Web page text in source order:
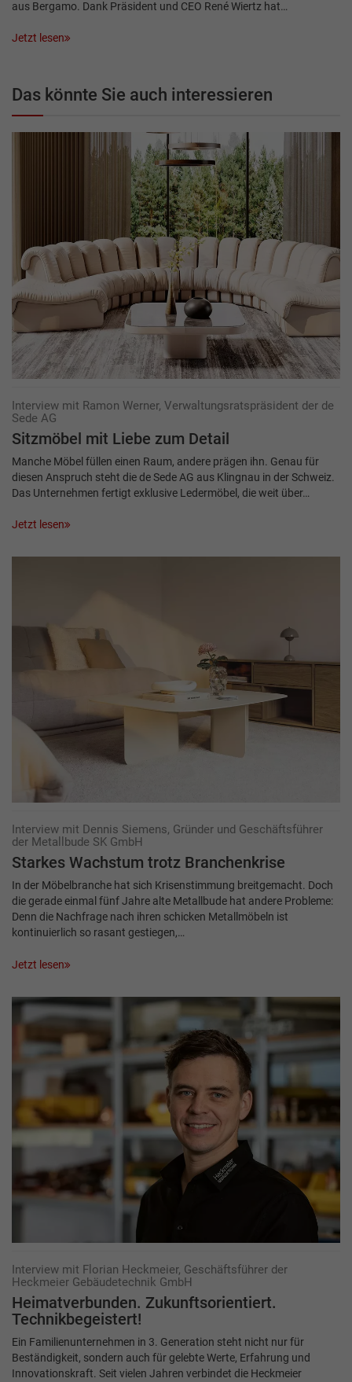
aus Bergamo. Dank Präsident und CEO René Wiertz hat…
Jetzt lesen
Das könnte Sie auch interessieren
Interview mit Ramon Werner, Verwaltungsratspräsident der de
Sede AG
Sitzmöbel mit Liebe zum Detail
Manche Möbel füllen einen Raum, andere prägen ihn. Genau für
diesen Anspruch steht die de Sede AG aus Klingnau in der Schweiz.
Das Unternehmen fertigt exklusive Ledermöbel, die weit über…
Jetzt lesen
Interview mit Dennis Siemens, Gründer und Geschäftsführer
der Metallbude SK GmbH
Starkes Wachstum trotz Branchenkrise
In der Möbelbranche hat sich Krisenstimmung breitgemacht. Doch
die gerade einmal fünf Jahre alte Metallbude hat andere Probleme:
Denn die Nachfrage nach ihren schicken Metallmöbeln ist
kontinuierlich so rasant gestiegen,…
Jetzt lesen
Interview mit Florian Heckmeier, Geschäftsführer der
Heckmeier Gebäudetechnik GmbH
Heimatverbunden. Zukunftsorientiert.
Technikbegeistert!
Ein Familienunternehmen in 3. Generation steht nicht nur für
Beständigkeit, sondern auch für gelebte Werte, Erfahrung und
Innovationskraft. Seit vielen Jahren verbindet die Heckmeier